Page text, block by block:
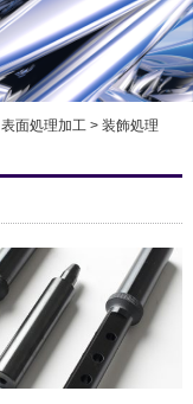
表面処理加工> 装飾処理